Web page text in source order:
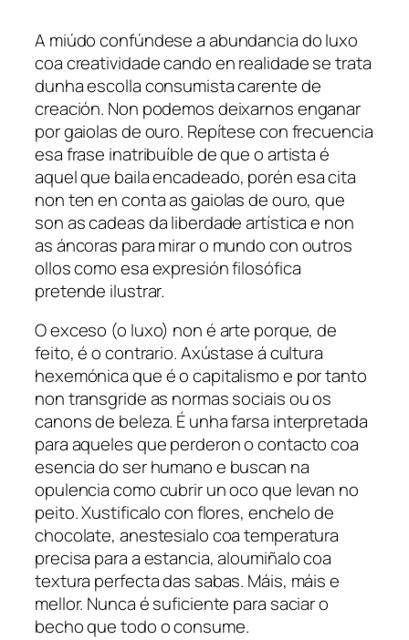
A miúdo confúndese a abundancia do luxo
coa creatividade cando en realidade se trata
dunha escolla consumista carente de
creación. Non podemos deixarnos enganar
por gaiolas de ouro. Repítese con frecuencia
esa frase inatribuíblede queo artista é
aquel que baila encadeado, porén esa cita
non ten en conta as gaiolas de ouro, que
son as cadeas da liberdade artística e non
as áncoras para mirar o mundo con outros
ollos como esa expresión filosófica
pretende ilustrar.
O exceso (o luxo) non é arte porque, de
feito, é o contrario. Axústase á cultura
hexemónica que é o capitalismo e por tanto
non transgride as normas sociais ou os
canons de beleza. É unha farsa interpretada
para aqueles que perderon o contacto coa
esencia do ser humano e buscan na
opulencia como cubrir un oco que levan no
peito. Xustificalo con flores, enchelo de
chocolate, anestesialo coa temperatura
precisa para a estancia, aloumiñalo coa
textura perfecta das sabas. Máis, máis e
mellor. Nunca é suficiente para saciar o
becho que todo o consume.